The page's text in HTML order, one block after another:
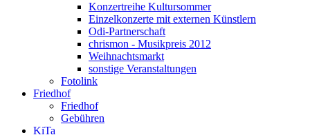
Konzertreihe Kultursommer
Einzelkonzerte mit externen Künstlern
Odi-Partnerschaft
chrismon - Musikpreis 2012
Weihnachtsmarkt
sonstige Veranstaltungen
Fotolink
Friedhof
Friedhof
Gebühren
KiTa